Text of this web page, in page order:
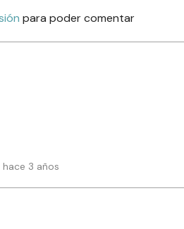
para poder comentar
3 años